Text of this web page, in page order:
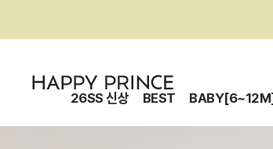
26SS 신상 BEST